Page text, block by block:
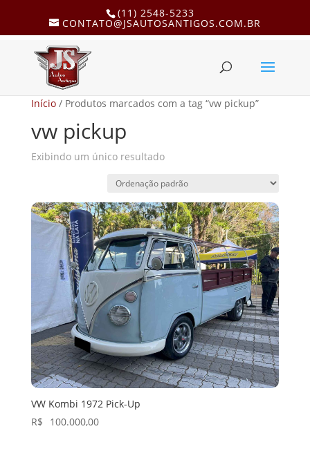
(11) 2548-5233
CONTATO@JSAUTOSANTIGOS.COM.BR
Início/ Produtos marcados com a tag “vw pickup”
vw pickup
Exibindo um único resultado
VW Kombi 1972 Pick-Up
R$
100.000,00